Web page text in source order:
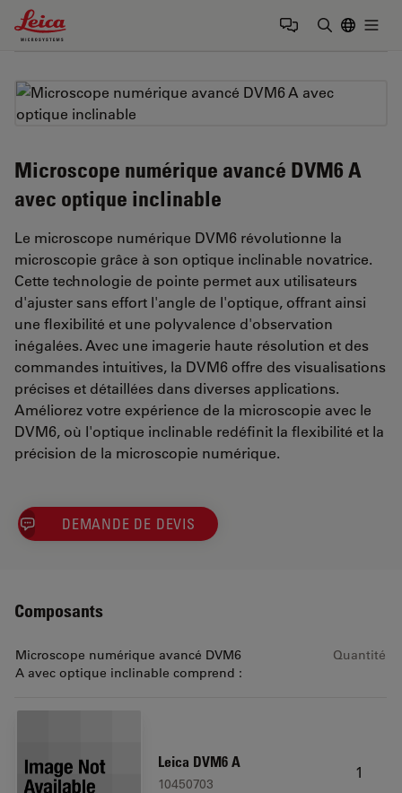
Leica Microsystems Logo
Microscope numérique avancé DVM6 A
avec optique inclinable
Le microscope numérique DVM6 révolutionne la
microscopie grâce à son optique inclinable novatrice.
Cette technologie de pointe permet aux utilisateurs
d'ajuster sans effort l'angle de l'optique, offrant ainsi
une flexibilité et une polyvalence d'observation
inégalées. Avec une imagerie haute résolution et des
commandes intuitives, la DVM6 offre des visualisations
précises et détaillées dans diverses applications.
Améliorez votre expérience de la microscopie avec le
DVM6, où l'optique inclinable redéfinit la flexibilité et la
précision de la microscopie numérique.
DEMANDE DE DEVIS
Composants
Microscope numérique avancé DVM6
A avec optique inclinable comprend :
Quantité
Leica DVM6 A
10450703
1